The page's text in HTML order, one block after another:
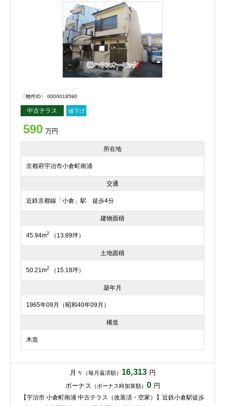
〔物件ID〕 0000019590
中古テラス 値下げ
590 万円
所在地
京都府宇治市小倉町南浦
交通
近鉄京都線「小倉」駅 徒歩4分
建物面積
45.94m2 （13.89坪）
土地面積
50.21m2 （15.18坪）
築年月
1965年09月（昭和40年09月）
構造
木造
月々 （毎月返済額） 16,313 円
ボーナス （ボーナス時加算額） 0 円
【宇治市 小倉町南浦 中古テラス（改装済・空家）】近鉄小倉駅徒歩